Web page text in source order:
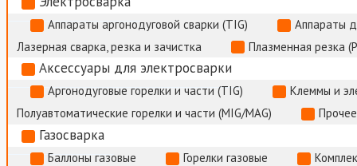
Аппараты аргонодуговой сварки (TIG)
Аппараты
Лазерная сварка, резка и зачистка
Плазменная резка
Аксессуары для электросварки
Аргонодуговые горелки и части (TIG)
Клеммы и
Полуавтоматические горелки и части (MIG/MAG)
Газосварка
Баллоны газовые Горелки газовые